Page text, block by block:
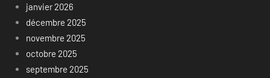
janvier 2026
décembre 2025
novembre 2025
octobre 2025
septembre 2025